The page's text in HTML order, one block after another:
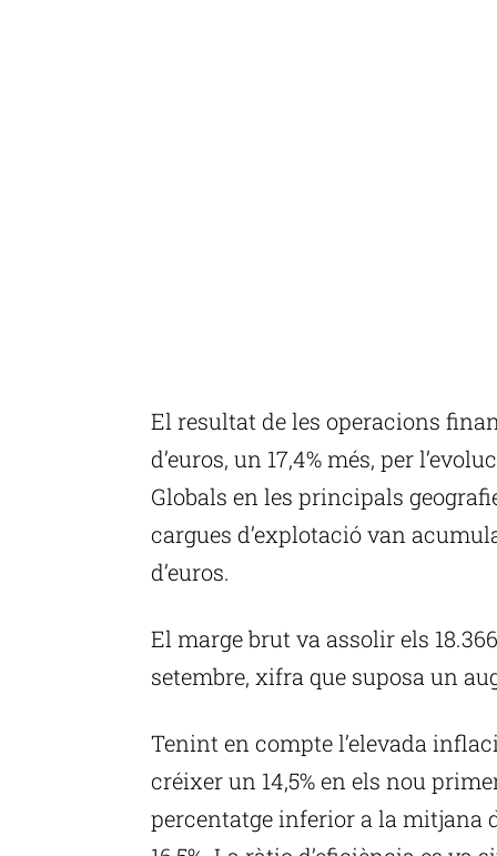
El resultat de les operacions
d’euros, un 17,4% més, per
Globals en les principals
cargues d’explotació van
d’euros.
El marge brut va assolir els
setembre, xifra que suposa un
Tenint en compte l’elevada
créixer un 14,5% en els nou
percentatge inferior a la mitjana